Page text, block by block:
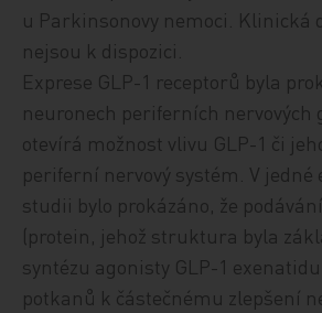
u Parkinsonovy nemoci. Klinická
nejsou k dispozici.
Exprese GLP-1 receptorů byla
neuronech periferních nervových
otevírá možnost vlivu GLP-1 či
periferní nervový systém. V
studii bylo prokázáno, že
(protein, jehož struktura byla
syntézu agonisty GLP-1
potkanů k částečnému zlepšení